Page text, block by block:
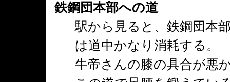
鉄鋼団本部への道
駅から見ると、鉄鋼団本
は道中かなり消耗する。
牛帝さんの膝の具合が悪